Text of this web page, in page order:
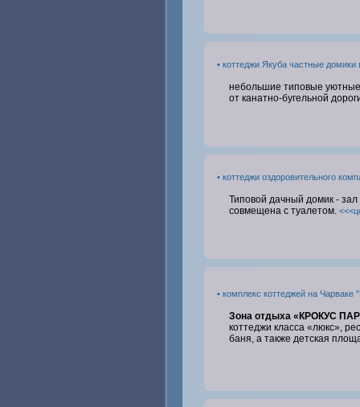
• коттеджи Якуба частные домики
небольшие типовые
от канатно-бугельной
• коттеджи оздоровительного
Типовой дачный домик - зал
совмещена с туалетом.
• комплекс коттеджей на
Зона отдыха «КРОКУС
коттеджи класса «люкс»,
баня, а также детская